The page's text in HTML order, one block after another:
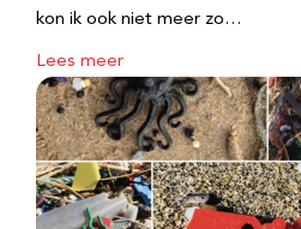
kon ik ook niet meer zo…
Lees meer